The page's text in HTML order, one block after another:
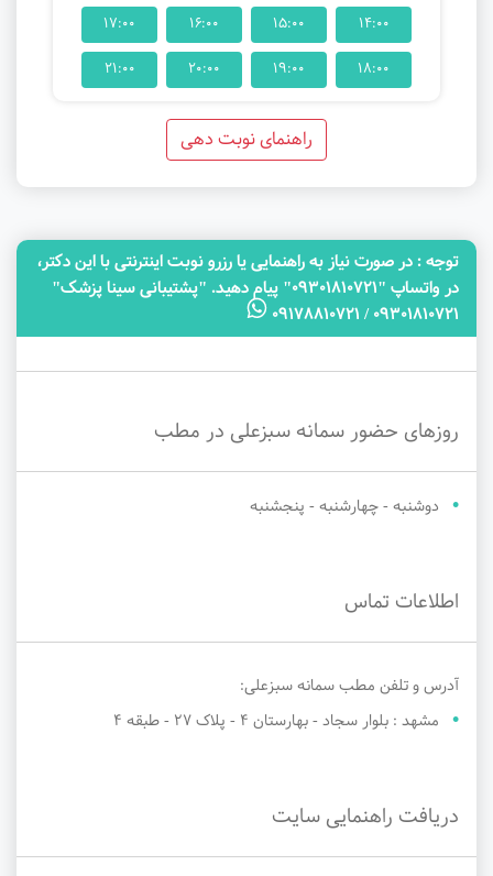
14:00
15:00
16:00
17:00
18:00
19:00
20:00
21:00
راهنمای نوبت دهی
توجه‌ : در صورت نیاز به راهنمایی یا رزرو نوبت اینترنتی با این دکتر،
در واتساپ "09301810721" پیام دهید. "پشتیبانی سینا پزشک"
09301810721 / 09178810721
روزهای حضور سمانه سبزعلی در مطب
دوشنبه - چهارشنبه - پنجشنبه
اطلاعات تماس
آدرس و تلفن مطب سمانه سبزعلی:
مشهد : بلوار سجاد - بهارستان 4 - پلاک 27 - طبقه 4
دریافت راهنمایی سایت